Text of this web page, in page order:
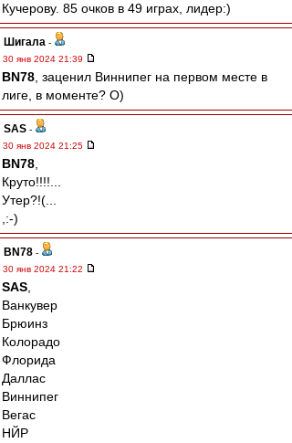
Кучерову. 85 очков в 49 играх, лидер:)
Шигала -
30 янв 2024 21:39
BN78 , заценил Виннипег на первом месте в
лиге, в моменте? О)
SAS -
30 янв 2024 21:25
BN78
Круто!!!!...
Утер?!(...
,:-)
BN78 -
30 янв 2024 21:22
SAS
Ванкувер
Брюинз
Колорадо
Флорида
Даллас
Виннипег
Вегас
НЙР